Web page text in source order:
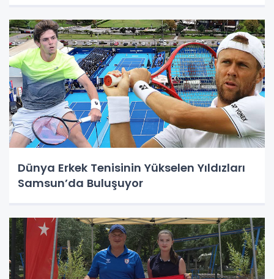
Dünya Erkek Tenisinin Yükselen Yıldızları
Samsun’da Buluşuyor